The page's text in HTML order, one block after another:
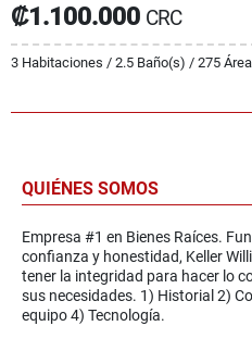
₡1.100.000 CRC
3 Habitaciones / 2.5 Baño(s) / 275
QUIÉNES SOMOS
Empresa #1 en Bienes Raíces.
confianza y honestidad, Keller
tener la integridad para hacer lo
sus necesidades. 1) Historial 2)
equipo 4) Tecnología.